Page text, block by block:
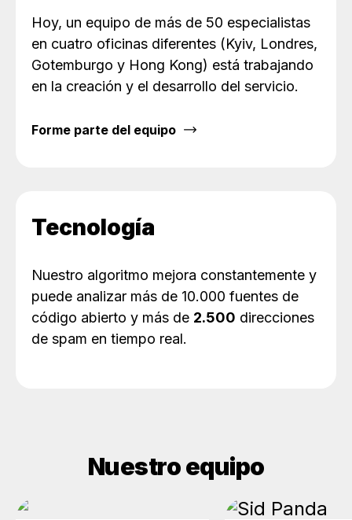
Hoy, un equipo de más de 50 especialistas
en cuatro oficinas diferentes (Kyiv, Londres,
Gotemburgo y Hong Kong) está trabajando
en la creación y el desarrollo del servicio.
Forme parte del equipo
Tecnología
Nuestro algoritmo mejora constantemente y
puede analizar más de 10.000 fuentes de
código abierto y más de 2.500 direcciones
de spam en tiempo real.
Nuestro equipo